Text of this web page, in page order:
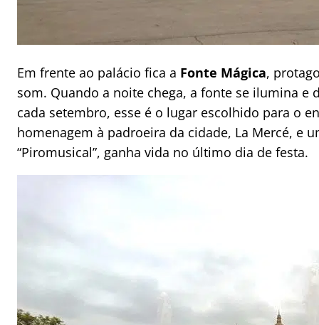
Em frente ao palácio fica a Fonte Mágica,
som. Quando a noite chega, a fonte se ilumina e
cada setembro, esse é o lugar escolhido para o
homenagem à padroeira da cidade, La Mercé, e
“Piromusical”, ganha vida no último dia de festa.